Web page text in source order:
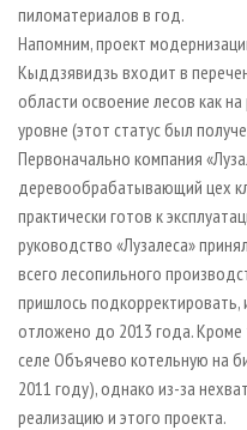
БИОЭНЕРГЕТИКА
ЦБП
ИНСТРУМЕНТ И
RUSSIAN FORESTRY REVIEW
ГАЗЕТА ЛЕСПРОМФОРУМ
БИБЛИОТЕКА
пиломатериалов в год.
Напомним, проект
Кыддзявидзь входит в
области освоение лесов как
уровне (этот статус был
Первоначально компания
деревообрабатывающий цех
практически готов к
руководство «Лузалеса»
всего лесопильного
пришлось подкорректировать,
отложено до 2013 года. Кроме
селе Объячево котельную на
2011 году), однако из-за
реализацию и этого проекта.